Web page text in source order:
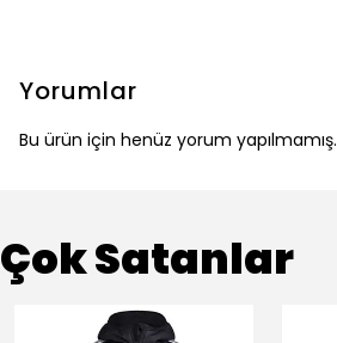
Yorumlar
Bu ürün için henüz yorum yapılmamış.
Çok Satanlar